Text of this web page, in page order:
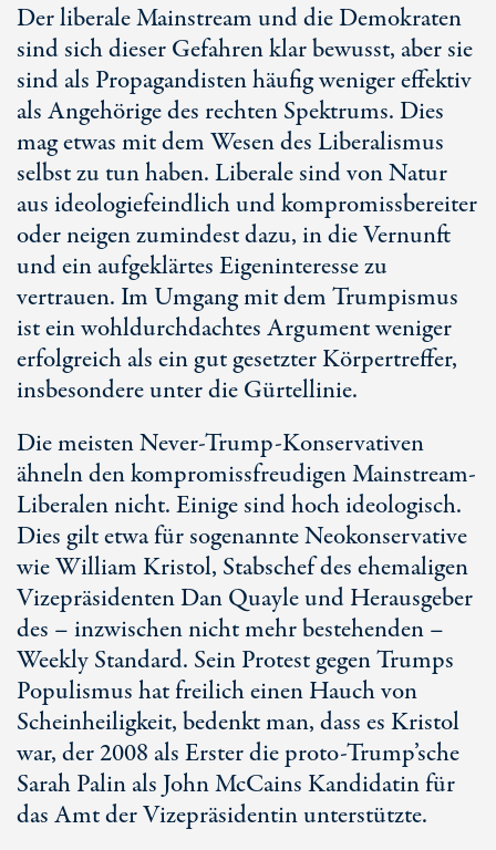
Der liberale Mainstream und die Demokraten
sind sich dieser Gefahren klar bewusst, aber sie
sind als Propagandisten häufig weniger effektiv
als Angehörige des rechten Spektrums. Dies
mag etwas mit dem Wesen des Liberalismus
selbst zu tun haben. Liberale sind von Natur
aus ideologiefeindlich und kompromissbereiter
oder neigen zumindest dazu, in die Vernunft
und ein aufgeklärtes Eigeninteresse zu
vertrauen. Im Umgang mit dem Trumpismus
ist ein wohldurchdachtes Argument weniger
erfolgreich als ein gut gesetzter Körpertreffer,
insbesondere unter die Gürtellinie.
Die meisten Never-Trump-Konservativen
ähneln den kompromissfreudigen Mainstream-
Liberalen nicht. Einige sind hoch ideologisch.
Dies gilt etwa für sogenannte Neokonservative
wie William Kristol, Stabschef des ehemaligen
Vizepräsidenten Dan Quayle und Herausgeber
des – inzwischen nicht mehr bestehenden –
Weekly Standard. Sein Protest gegen Trumps
Populismus hat freilich einen Hauch von
Scheinheiligkeit, bedenkt man, dass es Kristol
war, der 2008 als Erster die proto-Trump’sche
Sarah Palin als John McCains Kandidatin für
das Amt der Vizepräsidentin unterstützte.